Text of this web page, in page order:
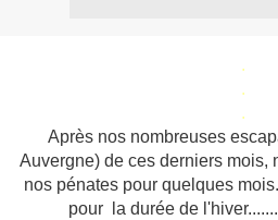
.
.
.
Après nos nombreuses
Auvergne) de ces derniers mois,
nos pénates pour quelques
pour la durée de